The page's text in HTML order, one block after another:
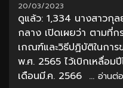
20/03/2023
ดูแล้ว: 1,334 นางสาว
กลาง เปิดเผยว่า ตามที่
เกณฑ์และวิธีปฏิบัติในกา
พ.ศ. 2565 ไว้เบิกเหลื่อ
เดือนมี.ค. 2566 ... อ่านต่อ